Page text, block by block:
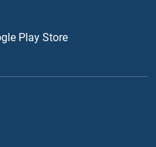
Play Store